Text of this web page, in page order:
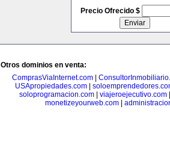
Precio Ofrecido $
Otros dominios en venta:
ComprasViaInternet.com
USApropiedades.com
soloprogramacion.com
viajeroejecutivo.com
monetizeyourweb.com